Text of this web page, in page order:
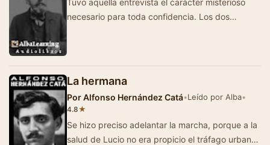
Tuvo aquella entrevista el carácter misterioso
necesario para toda confidencia. Los dos
La hermana
PorAlfonso Hernández Catá•Leído por Alba•
4.8★
Se hizo preciso adelantar la marcha, porque a la
salud de Lucio no era propicio el tráfago urbano.